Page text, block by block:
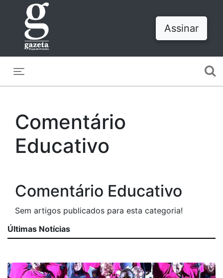
Assinar
Comentário
Educativo
Comentário Educativo
Sem artigos publicados para esta categoria!
Últimas Notícias